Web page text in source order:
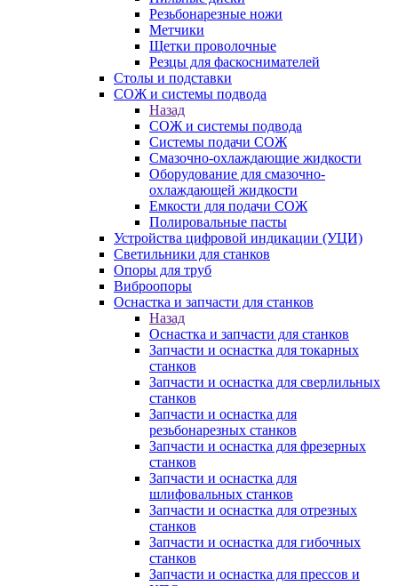
Резьбонарезные ножи
Метчики
Щетки проволочные
Резцы для фаскоснимателей
Столы и подставки
СОЖ и системы подвода
Назад
СОЖ и системы подвода
Системы подачи СОЖ
Смазочно-охлаждающие жидкости
Оборудование для смазочно-
охлаждающей жидкости
Емкости для подачи СОЖ
Полировальные пасты
Устройства цифровой индикации (УЦИ)
Светильники для станков
Опоры для труб
Виброопоры
Оснастка и запчасти для станков
Назад
Оснастка и запчасти для станков
Запчасти и оснастка для токарных
станков
Запчасти и оснастка для сверлильных
станков
Запчасти и оснастка для
резьбонарезных станков
Запчасти и оснастка для фрезерных
станков
Запчасти и оснастка для
шлифовальных станков
Запчасти и оснастка для отрезных
станков
Запчасти и оснастка для гибочных
станков
Запчасти и оснастка для прессов и